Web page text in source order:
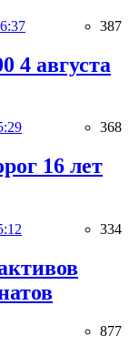
387
4 августа
368
16 лет
334
877